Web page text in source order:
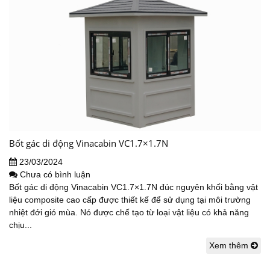
Bốt gác di động Vinacabin VC1.7×1.7N
23/03/2024
Chưa có bình luận
Bốt gác di động Vinacabin VC1.7×1.7N đúc nguyên khối bằng vật
liệu composite cao cấp được thiết kế để sử dụng tại môi trường
nhiệt đới gió mùa. Nó được chế tạo từ loại vật liệu có khả năng
chịu...
Xem thêm